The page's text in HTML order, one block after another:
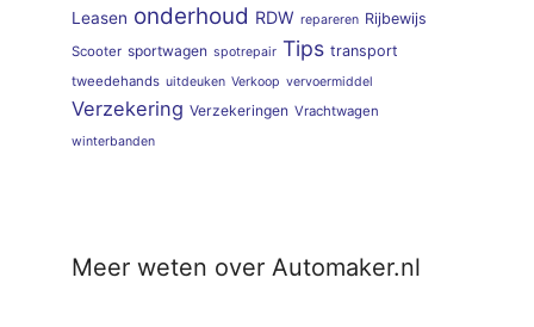
Leasen onderhoud RDW repareren Rijbewijs
Scooter sportwagen spotrepair Tips transport
tweedehands uitdeuken Verkoop vervoermiddel
Verzekering Verzekeringen Vrachtwagen
winterbanden
Meer weten over Automaker.nl